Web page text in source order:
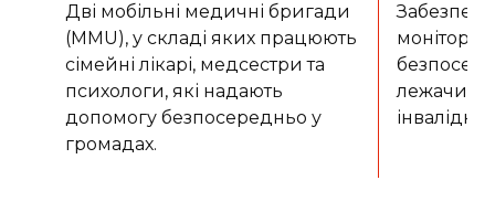
Дві мобільні медичні бригади
(MMU), у складі яких працюють
сімейні лікарі, медсестри та
психологи, які надають
допомогу безпосередньо у
громадах.
лежачих